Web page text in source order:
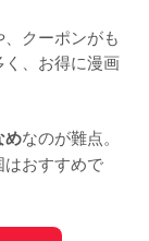
クーポンがも
、お得に漫画
めなのが難点。
おすすめで